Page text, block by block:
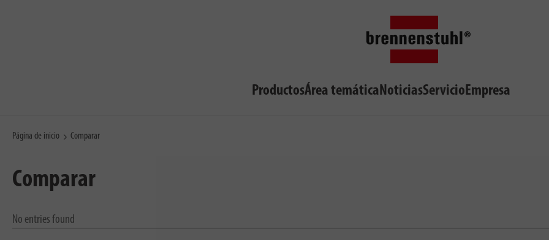
ProductosÁrea temáticaNoticiasServicioEmpresa
Página de inicio Comparar
Comparar
No entries found